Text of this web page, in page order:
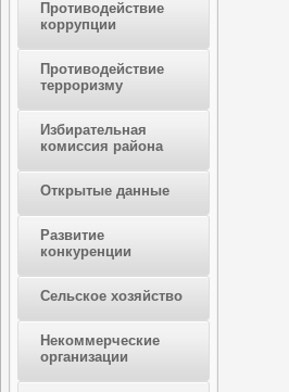
Противодействие
коррупции
Противодействие
терроризму
Избирательная
комиссия района
Открытые данные
Развитие
конкуренции
Сельское хозяйство
Некоммерческие
организации